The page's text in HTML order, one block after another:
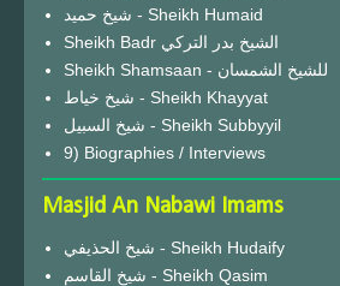
شيخ حميد - Sheikh Humaid
Sheikh Badr الشيخ بدر التركي
Sheikh Shamsaan - للشيخ الشمسان
شيخ خياط - Sheikh Khayyat
شيخ السبيل - Sheikh Subbyyil
9) Biographies / Interviews
Masjid An Nabawi Imams
شيخ الحذيفي - Sheikh Hudaify
شيخ القاسم - Sheikh Qasim